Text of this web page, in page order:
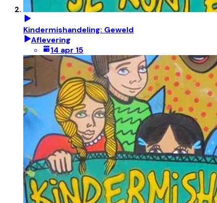
Kindermishandeling: Geweld
Aflevering
14 apr 15